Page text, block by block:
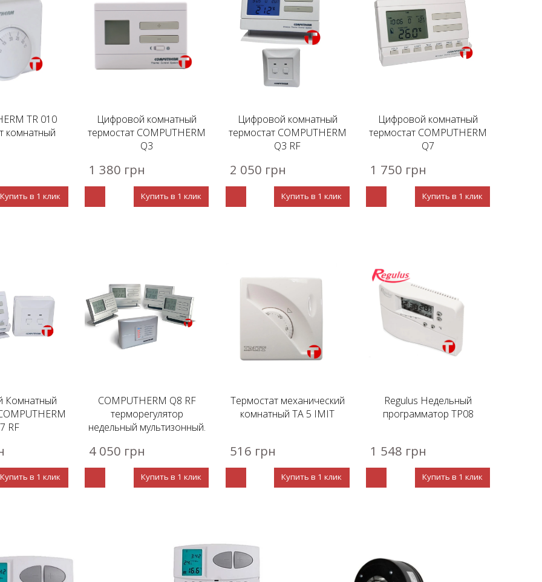
TR 010
комнатный
Купить в 1 клик
Цифровой комнатный
термостат COMPUTHERM
Q3
1 380 грн
Купить в 1 клик
Цифровой комнатный
термостат COMPUTHERM
Q3 RF
2 050 грн
Купить в 1 клик
Цифровой комнатный
термостат COMPUTHERM
Q7
1 750 грн
Купить в 1 клик
Комнатный
RF
Купить в 1 клик
COMPUTHERM Q8 RF
терморегулятор
недельный мультизонный.
4 050 грн
Купить в 1 клик
Термостат механический
комнатный TA 5 IMIT
516 грн
Купить в 1 клик
Regulus Недельный
программатор TP08
1 548 грн
Купить в 1 клик